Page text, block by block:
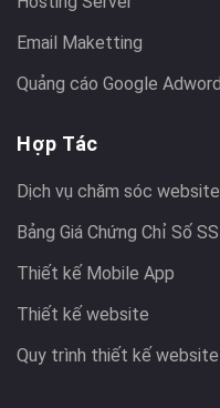
Email Maketting
Quảng cáo Google
Hợp Tác
Dịch vụ chăm sóc website
Bảng Giá Chứng Chỉ Số
Thiết kế Mobile App
Thiết kế website
Quy trình thiết kế website